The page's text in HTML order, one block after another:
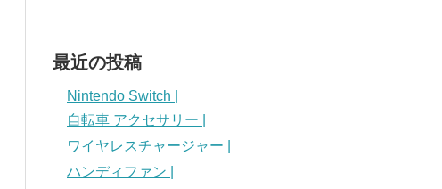
最近の投稿
Nintendo Switch |
自転車 アクセサリー |
ワイヤレスチャージャー |
ハンディファン |